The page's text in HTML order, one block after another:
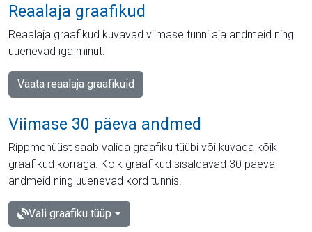
Reaalaja graafikud
Reaalaja graafikud kuvavad viimase tunni aja andmeid ning
uuenevad iga minut.
Vaata reaalaja graafikuid
Viimase 30 päeva andmed
Rippmenüüst saab valida graafiku tüübi või kuvada kõik
graafikud korraga. Kõik graafikud sisaldavad 30 päeva
andmeid ning uuenevad kord tunnis.
Vali graafiku tüüp